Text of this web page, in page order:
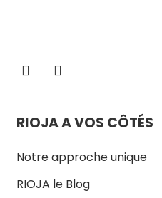
RIOJA A VOS CÔTÉS
Notre approche unique
RIOJA le Blog